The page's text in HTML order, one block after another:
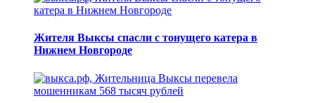
Жителя Выксы спасли с тонущего катера в
Нижнем Новгороде